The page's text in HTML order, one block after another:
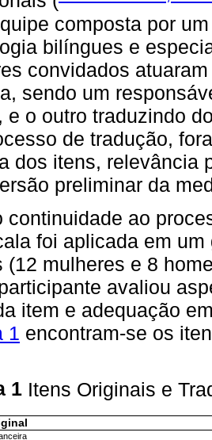
composta por
bilíngues e
convidados
sendo um
e o outro traduzindo
de tradução,
dos itens, relevância
preliminar da
continuidade ao
foi aplicada em
(12 mulheres e 8
avaliou
item e adequação
1 encontram-se os
1 Itens Originais e